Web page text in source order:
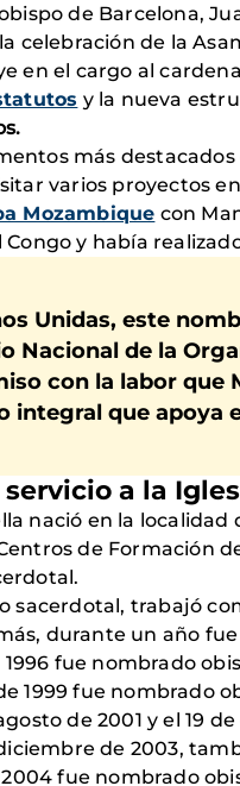
de Barcelona,
celebración de la
en el cargo al
y la nueva
más
varios proyectos
Mozambique con
Congo y había
Unidas, este
Nacional de la
con la labor que
integral que apoya
a la
nació en la localidad
de Formación
sacerdotal, trabajó
durante un año
1996 fue nombrado
1999 fue nombrado
de 2001 y el 19
diciembre de 2003,
fue nombrado